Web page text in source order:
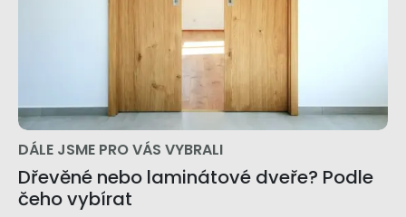
DÁLE JSME PRO VÁS VYBRALI
Dřevěné nebo laminátové dveře? Podle
čeho vybírat